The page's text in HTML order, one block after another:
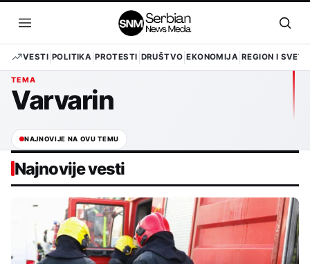
sadržaj
Otvori
meni
VESTI POLITIKA PROTESTI DRUŠTVO EKONOMIJA REGION I SVET
TEMA
Varvarin
NAJNOVIJE NA OVU TEMU
Najnovije vesti